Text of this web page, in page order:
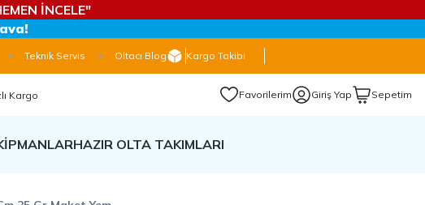
İNCELE"
Teknik Servis Oltacı Blog Kargo Takibi
Favorilerim Giriş Yap Sepetim
HAZIR OLTA TAKIMLARI